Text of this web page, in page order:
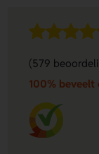
(579
100% beveelt